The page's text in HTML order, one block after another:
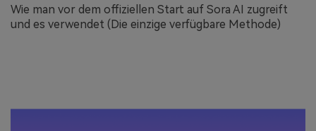
Wie man vor dem offiziellen Start auf Sora AI zugreift
und es verwendet (Die einzige verfügbare Methode)